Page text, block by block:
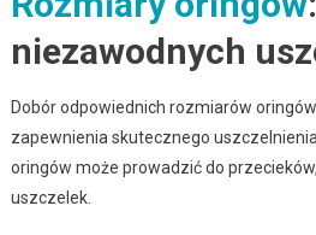
niezawodnych
Dobór odpowiednich rozmiarów
zapewnienia skutecznego
oringów może prowadzić do
uszczelek.